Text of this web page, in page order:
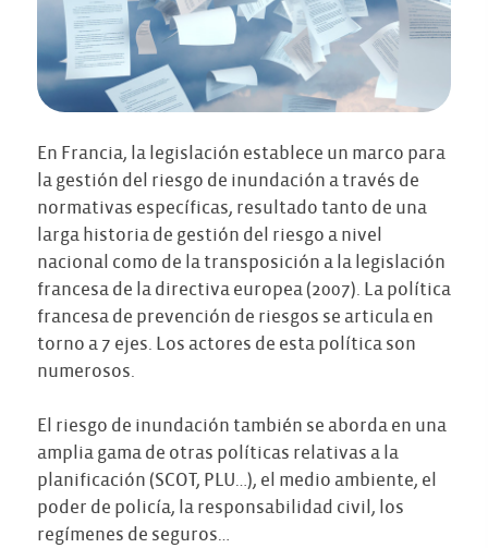
En Francia, la legislación establece un marco para
la gestión del riesgo de inundación a través de
normativas específicas, resultado tanto de una
larga historia de gestión del riesgo a nivel
nacional como de la transposición a la legislación
francesa de la directiva europea (2007). La política
francesa de prevención de riesgos se articula en
torno a 7 ejes. Los actores de esta política son
numerosos.
El riesgo de inundación también se aborda en una
amplia gama de otras políticas relativas a la
planificación (SCOT, PLU…), el medio ambiente, el
poder de policía, la responsabilidad civil, los
regímenes de seguros…